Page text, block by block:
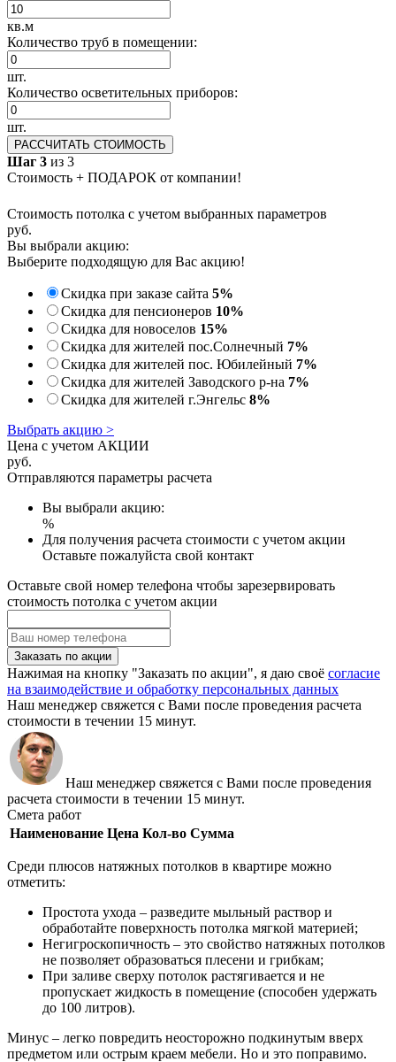
кв.м
Количество труб в помещении:
шт.
Количество осветительных приборов:
шт.
РАССЧИТАТЬ СТОИМОСТЬ
Шаг 3 из 3
Стоимость + ПОДАРОК от компании!
Стоимость потолка с учетом выбранных параметров
руб.
Вы выбрали акцию:
Выберите подходящую для Вас акцию!
Скидка при заказе сайта 5%
Скидка для пенсионеров 10%
Скидка для новоселов 15%
Скидка для жителей пос.Солнечный 7%
Скидка для жителей пос. Юбилейный 7%
Скидка для жителей Заводского р-на 7%
Скидка для жителей г.Энгельс 8%
Выбрать акцию >
Цена с учетом АКЦИИ
руб.
Отправляются параметры расчета
Вы выбрали акцию:
%
Для получения расчета стоимости с учетом акции
Оставьте пожалуйста свой контакт
Оставьте свой номер телефона чтобы зарезервировать
стоимость потолка с учетом акции
Заказать по акции
Нажимая на кнопку "Заказать по акции", я даю своё согласие
на взаимодействие и обработку персональных данных
Наш менеджер свяжется с Вами после проведения расчета
стоимости в течении 15 минут.
Наш менеджер свяжется с Вами после проведения
расчета стоимости в течении 15 минут.
Смета работ
Наименование Цена Кол-во Сумма
Среди плюсов натяжных потолков в квартире можно
отметить:
Простота ухода – разведите мыльный раствор и
обработайте поверхность потолка мягкой материей;
Негигроскопичность – это свойство натяжных потолков
не позволяет образоваться плесени и грибкам;
При заливе сверху потолок растягивается и не
пропускает жидкость в помещение (способен удержать
до 100 литров).
Минус – легко повредить неосторожно подкинутым вверх
предметом или острым краем мебели. Но и это поправимо.